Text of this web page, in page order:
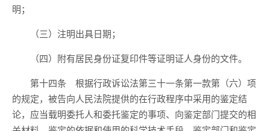
明；
（三）注明出具日期；
（四）附有居民身份证复印件等证明证人身份的文件。
第十四条 根据行政诉讼法第三十一条第一款第（六）项
的规定，被告向人民法院提供的在行政程序中采用的鉴定结
论，应当载明委托人和委托鉴定的事项、向鉴定部门提交的相